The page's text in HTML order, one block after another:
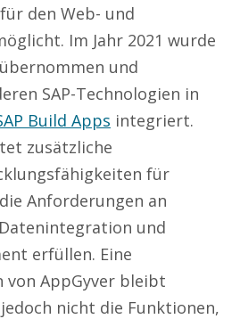
den Web- und
Im Jahr 2021 wurde
und
SAP-Technologien in
Build Apps integriert.
zusätzliche
für
Anforderungen an
und
erfüllen. Eine
von AppGyver bleibt
nicht die Funktionen,